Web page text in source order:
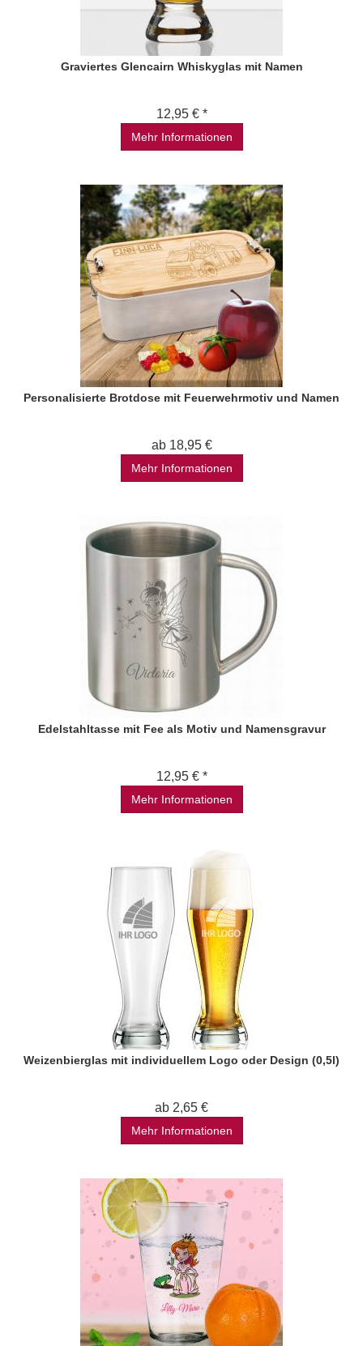
Graviertes Glencairn Whiskyglas mit Namen
12,95 € *
Mehr Informationen
Personalisierte Brotdose mit Feuerwehrmotiv und Namen
ab 18,95 €
Mehr Informationen
Edelstahltasse mit Fee als Motiv und Namensgravur
12,95 € *
Mehr Informationen
Weizenbierglas mit individuellem Logo oder Design (0,5l)
ab 2,65 €
Mehr Informationen